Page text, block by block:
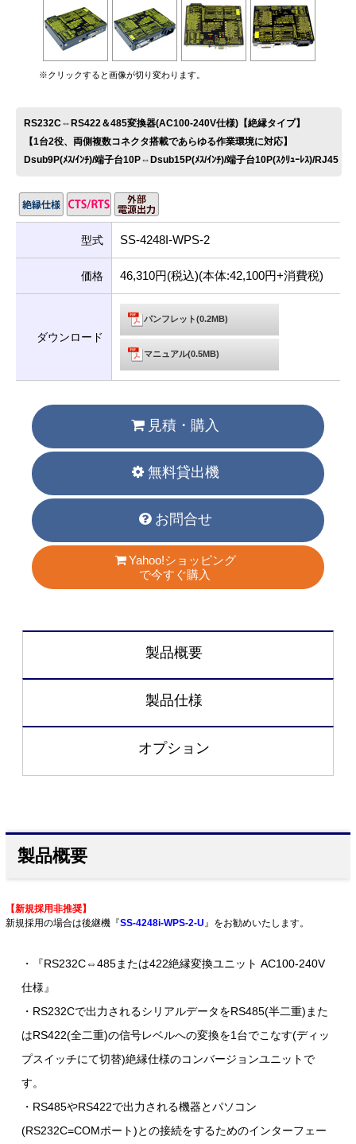
※クリックすると画像が切り変わります。
RS232C⇔RS422＆485変換器(AC100-240V仕様)【絶縁タイプ】
【1台2役、両側複数コネクタ搭載であらゆる作業環境に対応】
Dsub9P(ﾒｽ/ｲﾝﾁ)/端子台10P⇔Dsub15P(ﾒｽ/ｲﾝﾁ)/端子台10P(ｽｸﾘｭｰﾚｽ)/RJ45
型式 SS-4248I-WPS-2
価格 46,310円(税込)(本体:42,100円+消費税)
ダウンロード
パンフレット(0.2MB)
マニュアル(0.5MB)
見積・購入
無料貸出機
お問合せ
Yahoo!ショッピング
で今すぐ購入
製品概要
製品仕様
オプション
製品概要
【新規採用非推奨】
新規採用の場合は後継機『SS-4248i-WPS-2-U』をお勧めいたします。
・『RS232C⇔485または422絶縁変換ユニット AC100-240V
仕様』
・RS232Cで出力されるシリアルデータをRS485(半二重)また
はRS422(全二重)の信号レベルへの変換を1台でこなす(ディッ
プスイッチにて切替)絶縁仕様のコンバージョンユニットで
す。
・RS485やRS422で出力される機器とパソコン
(RS232C=COMポート)との接続をするためのインターフェー